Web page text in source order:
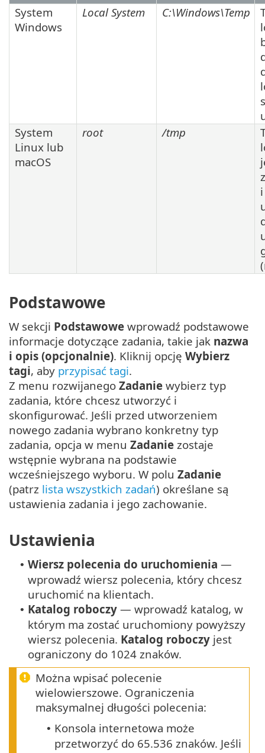
System
Windows
Local System C:\Windows\Temp
System
Linux lub
macOS
root /tmp
i
Podstawowe
W sekcji Podstawowe wprowadź podstawowe
informacje dotyczące zadania, takie jak nazwa
i opis (opcjonalnie). Kliknij opcję Wybierz
tagi, aby przypisać tagi.
Z menu rozwijanego Zadanie wybierz typ
zadania, które chcesz utworzyć i
skonfigurować. Jeśli przed utworzeniem
nowego zadania wybrano konkretny typ
zadania, opcja w menu Zadanie zostaje
wstępnie wybrana na podstawie
wcześniejszego wyboru. W polu Zadanie
(patrz lista wszystkich zadań) określane są
ustawienia zadania i jego zachowanie.
Ustawienia
• Wiersz polecenia do uruchomienia —
wprowadź wiersz polecenia, który chcesz
uruchomić na klientach.
• Katalog roboczy — wprowadź katalog, w
którym ma zostać uruchomiony powyższy
wiersz polecenia. Katalog roboczy jest
ograniczony do 1024 znaków.
Można wpisać polecenie
wielowierszowe. Ograniczenia
maksymalnej długości polecenia:
• Konsola internetowa może
przetworzyć do 65.536 znaków. Jeśli